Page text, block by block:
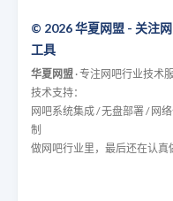
© 2026 华夏网盟 - 关注
工具
华夏网盟 · 专注网吧行业技术
技术支持：
网吧系统集成 / 无盘部署 / 网
制
做网吧行业里，最后还在认真